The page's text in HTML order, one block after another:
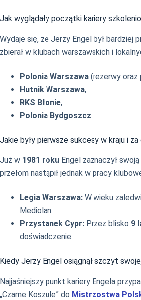
Jak wyglądały początki kariery
Wydaje się, że Jerzy Engel był bardziej
zbierał w klubach warszawskich i
Polonia Warszawa (rezerwy oraz
Hutnik Warszawa,
RKS Błonie,
Polonia Bydgoszcz.
Jakie były pierwsze sukcesy w kraju i za
Już w 1981 roku Engel zaznaczył
przełom nastąpił jednak w pracy
Legia Warszawa: W wieku
Mediolan.
Przystanek Cypr: Przez blisko 9
doświadczenie.
Kiedy Jerzy Engel osiągnął szczyt
Najjaśniejszy punkt kariery Engela
„Czarne Koszule” do Mistrzostwa